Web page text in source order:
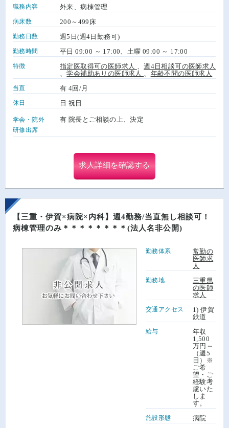
職務内容 外来、病棟管理
病床数 200～499床
勤務日数 週5日(週4日勤務可)
勤務時間 平日 09:00 ～ 17:00、土曜 09:00 ～ 17:00
特徴 指定医取得可の医師求人 、週4日相談可の医師求人
、学会補助ありの医師求人 年齢不問の医師求人
当直 有 4回/月
休日 日 祝日
学会・院外
研修出席
有 院長とご相談の上、決定
求人詳細を確認する
【三重・伊賀×病院×内科】週4勤務/当直無し相談可！
病棟管理のみ＊＊＊＊＊＊＊＊(法人名非公開)
勤務体系
常勤の
医師求
人
勤務地
三重県
の医師
求人
交通アクセス
1) 伊賀
鉄道
給与
年収
1,500
万円～
（週5
日）※
ご希
望・ご
経験考
慮いた
しま
す。
施設形態 病院